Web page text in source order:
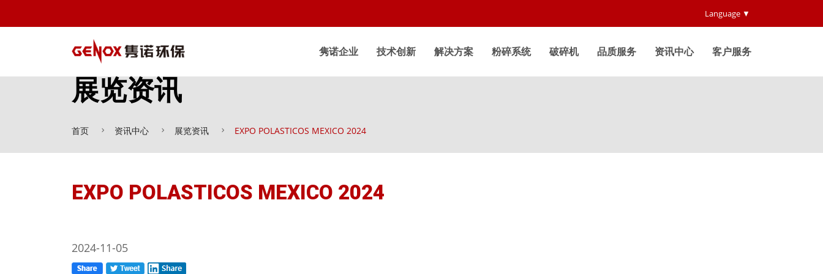
Language ▼
隽诺企业 技术创新 解决方案 粉碎系统 破碎机 品质服务 资讯中心 客户服务
展览资讯
首页 资讯中心 展览资讯 EXPO POLASTICOS MEXICO 2024
EXPO POLASTICOS MEXICO 2024
2024-11-05